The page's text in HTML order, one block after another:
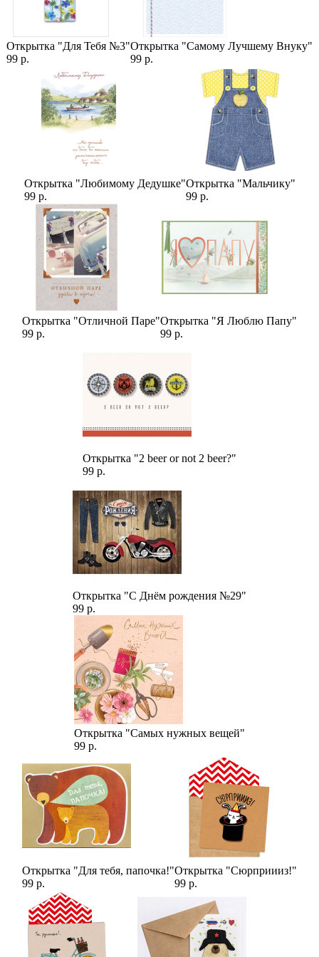
Открытка "Для Тебя №3"
99 р.
Открытка "Самому Лучшему Внуку"
99 р.
Открытка "Любимому Дедушке"
99 р.
Открытка "Мальчику"
99 р.
Открытка "Отличной Паре"
99 р.
Открытка "Я Люблю Папу"
99 р.
Открытка "2 beer or not 2 beer?"
99 р.
Открытка "С Днём рождения №29"
99 р.
Открытка "Самых нужных вещей"
99 р.
Открытка "Для тебя, папочка!"
99 р.
Открытка "Сюрприииз!"
99 р.